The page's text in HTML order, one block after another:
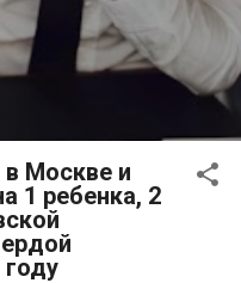
Москве и
1 ребенка, 2